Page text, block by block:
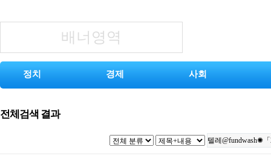
배너영역
정치 경제 사회
전체검색 결과